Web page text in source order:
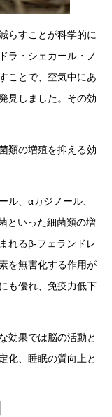
らすことが科学的に
ラ・シェカール・ノ
ことで、空気中にあ
見しました。その効
類の増殖を抑える効
ル、αカジノール、
といった細菌類の増
れるβ-フェランドレ
を無害化する作用が
も優れ、免疫力低下
効果では脳の活動と
化、睡眠の質向上と